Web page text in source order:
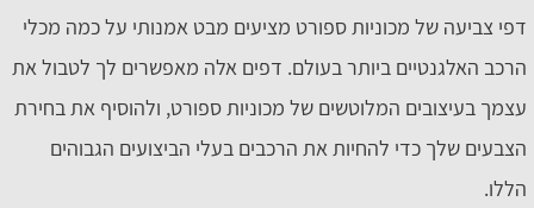
דפי צביעה של מכוניות ספורט מציעים מבט אמנותי על כמה מכלי
הרכב האלגנטיים ביותר בעולם. דפים אלה מאפשרים לך לטבול את
עצמך בעיצובים המלוטשים של מכוניות ספורט, ולהוסיף את בחירת
הצבעים שלך כדי להחיות את הרכבים בעלי הביצועים הגבוהים
הללו.